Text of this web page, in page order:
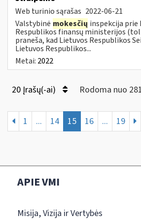
Web turinio sąrašas 2022-06-21
Valstybinė mokesčių inspekcija prie
Respublikos finansų ministerijos
praneša, kad Lietuvos Respublikos
Lietuvos Respublikos...
Metai: 2022
20 Įrašų(-ai) Rodoma nuo
1 ... 14 15 16 ... 19
APIE VMI
Misija, Vizija ir Vertybės